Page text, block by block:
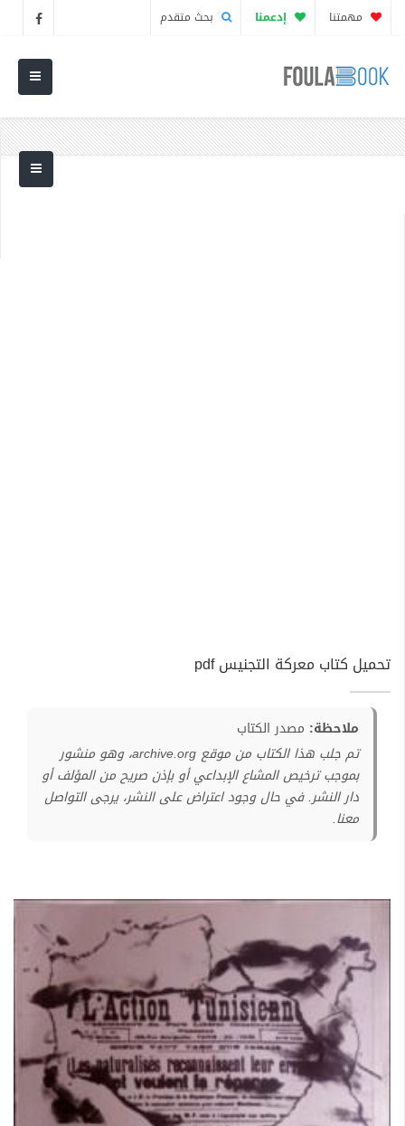
مهمتنا إدعمنا بحث متقدم
تحميل كتاب معركة التجنيس pdf
ملاحظة: مصدر الكتاب
تم جلب هذا الكتاب من موقع archive.org، وهو منشور
بموجب ترخيص المشاع الإبداعي أو بإذن صريح من المؤلف أو
دار النشر. في حال وجود اعتراض على النشر، يرجى التواصل
معنا.